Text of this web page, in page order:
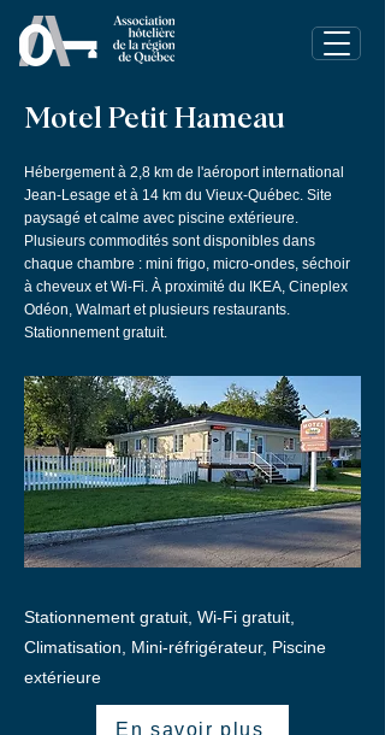
Motel Petit Hameau
Hébergement à 2,8 km de l'aéroport international
Jean-Lesage et à 14 km du Vieux-Québec. Site
paysagé et calme avec piscine extérieure.
Plusieurs commodités sont disponibles dans
chaque chambre : mini frigo, micro-ondes, séchoir
à cheveux et Wi-Fi. À proximité du IKEA, Cineplex
Odéon, Walmart et plusieurs restaurants.
Stationnement gratuit.
Stationnement gratuit, Wi-Fi gratuit,
Climatisation, Mini-réfrigérateur, Piscine
extérieure
En savoir plus